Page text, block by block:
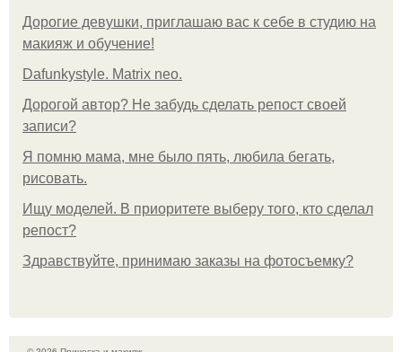
Дорогие девушки, приглашаю вас к себе в студию на
макияж и обучение!
Dafunkystyle. Matrix neo.
Дорогой автор? Не забудь сделать репост своей
записи?
Я помню мама, мне было пять, любила бегать,
рисовать.
Ищу моделей. В приоритете выберу того, кто сделал
репост?
Здравствуйте, принимаю заказы на фотосъемку?